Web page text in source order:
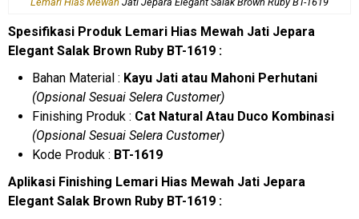
Spesifikasi Produk Lemari Hias Mewah Jati Jepara
Elegant Salak Brown Ruby BT-1619 :
Bahan Material : Kayu Jati atau Mahoni Perhutani
(Opsional Sesuai Selera Customer)
Finishing Produk : Cat Natural Atau Duco Kombinasi
(Opsional Sesuai Selera Customer)
Kode Produk : BT-1619
Aplikasi Finishing Lemari Hias Mewah Jati Jepara
Elegant Salak Brown Ruby BT-1619 :